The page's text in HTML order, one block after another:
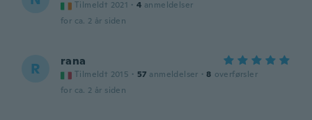
Tilmeldt 2021 · 4 anmeldelser
for ca. 2 år siden
R rana
Tilmeldt 2015 · 57 anmeldelser · 8 overførsler
for ca. 2 år siden